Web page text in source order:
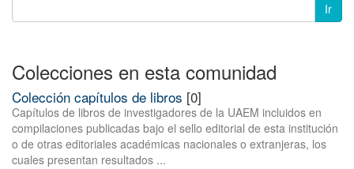
Ir
Colecciones en esta comunidad
Colección capítulos de libros [0]
Capítulos de libros de investigadores de la UAEM incluidos en
compilaciones publicadas bajo el sello editorial de esta institución
o de otras editoriales académicas nacionales o extranjeras, los
cuales presentan resultados ...